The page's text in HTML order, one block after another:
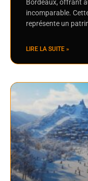
Bordeaux, offrant
incomparable.
représente un
LIRE LA SUITE »